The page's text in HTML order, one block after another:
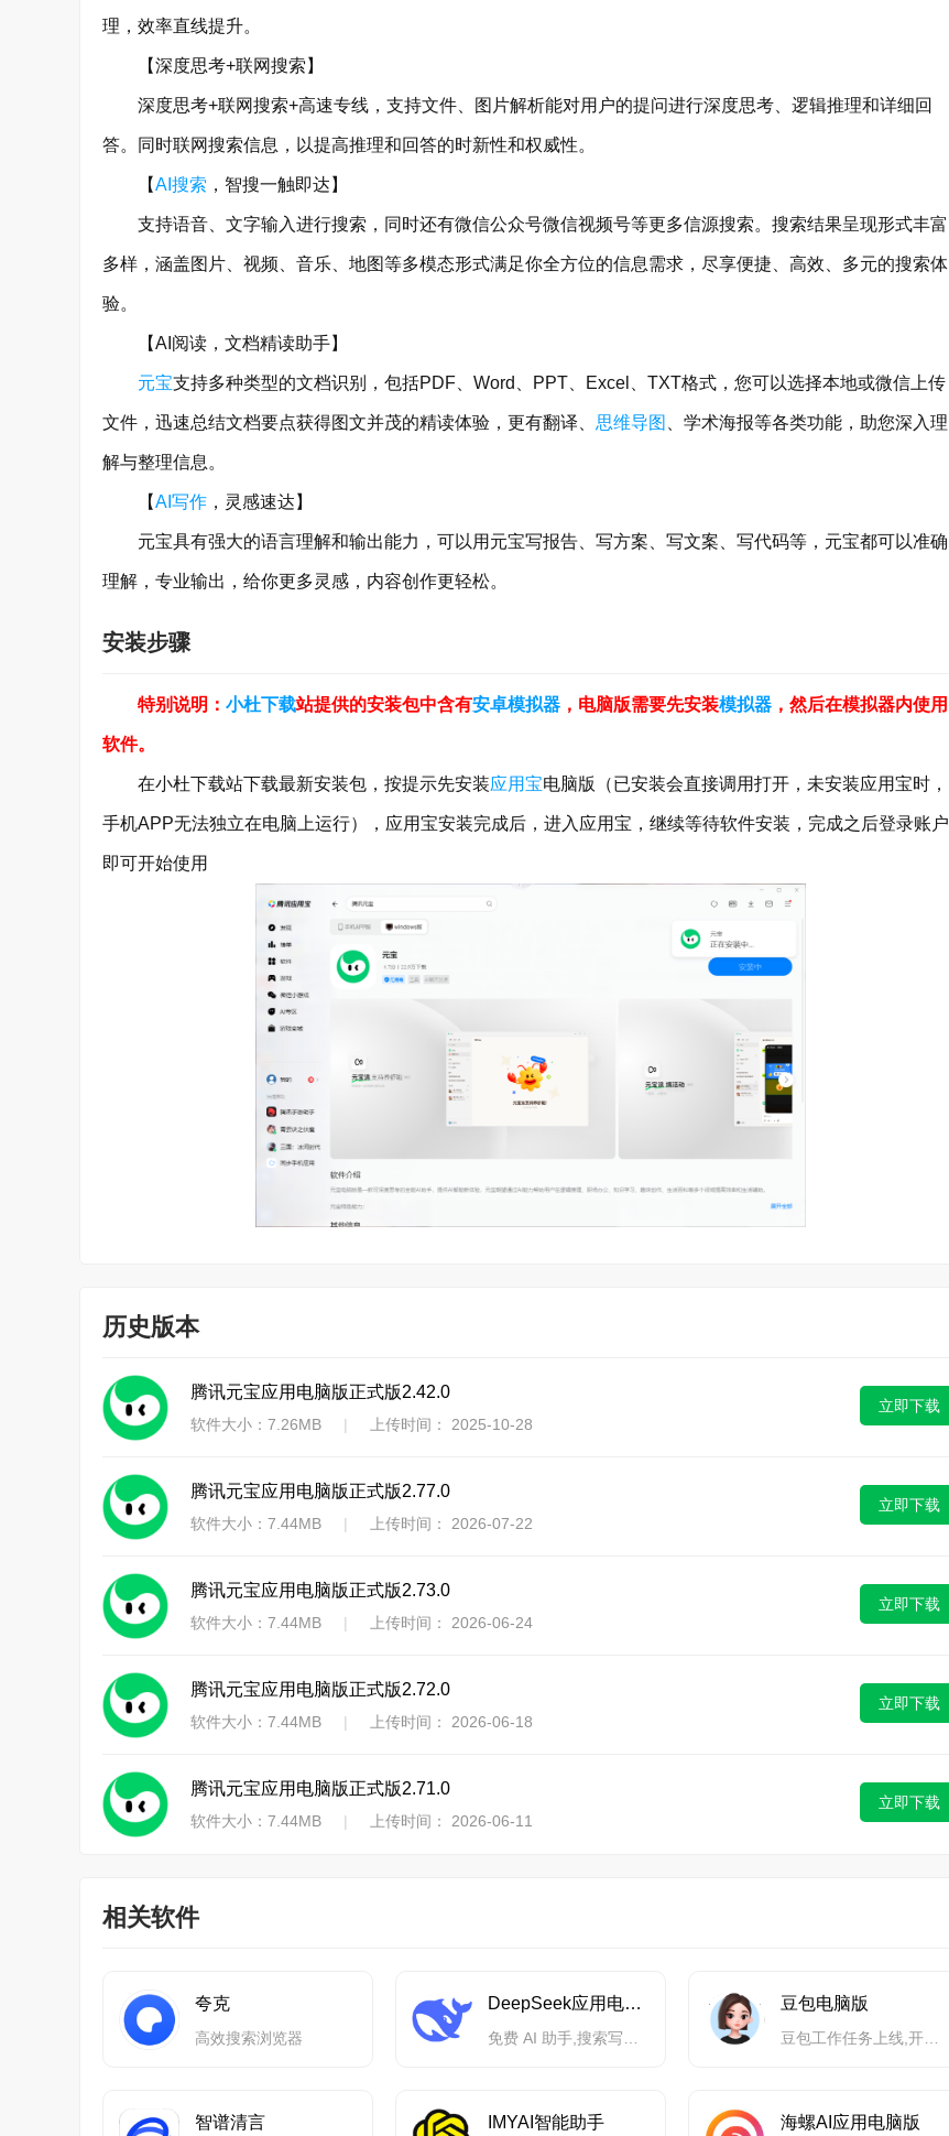
理，效率直线提升。
【深度思考+联网搜索】
深度思考+联网搜索+高速专线，支持文件、图片解析能对用户的提问进行深度思考、逻辑推理和详细回
答。同时联网搜索信息，以提高推理和回答的时新性和权威性。
【AI搜索 ，智搜一触即达】
支持语音、文字输入进行搜索，同时还有微信公众号微信视频号等更多信源搜索。搜索结果呈现形式丰富
多样，涵盖图片、视频、音乐、地图等多模态形式满足你全方位的信息需求，尽享便捷、高效、多元的搜索体
验。
【AI阅读，文档精读助手】
元宝支持多种类型的文档识别，包括PDF、Word、PPT、Excel、TXT格式，您可以选择本地或微信上传
文件，迅速总结文档要点获得图文并茂的精读体验，更有翻译、 思维导图 、学术海报等各类功能，助您深入理
解与整理信息。
【AI写作 ，灵感速达】
元宝具有强大的语言理解和输出能力，可以用元宝写报告、写方案、写文案、写代码等，元宝都可以准确
理解，专业输出，给你更多灵感，内容创作更轻松。
安装步骤
特别说明： 小杜下载站提供的安装包中含有安卓模拟器 ，电脑版需要先安装模拟器 ，然后在模拟器内使用
软件。
在小杜下载站下载最新安装包，按提示先安装应用宝电脑版（已安装会直接调用打开，未安装应用宝时，
手机APP无法独立在电脑上运行），应用宝安装完成后，进入应用宝，继续等待软件安装，完成之后登录账户
即可开始使用
历史版本
腾讯元宝应用电脑版正式版2.42.0
软件大小：7.26MB | 上传时间： 2025-10-28
立即下载
腾讯元宝应用电脑版正式版2.77.0
软件大小：7.44MB | 上传时间： 2026-07-22
立即下载
腾讯元宝应用电脑版正式版2.73.0
软件大小：7.44MB | 上传时间： 2026-06-24
立即下载
腾讯元宝应用电脑版正式版2.72.0
软件大小：7.44MB | 上传时间： 2026-06-18
立即下载
腾讯元宝应用电脑版正式版2.71.0
软件大小：7.44MB | 上传时间： 2026-06-11
立即下载
相关软件
夸克
高效搜索浏览器
DeepSeek应用电脑版 豆包电脑版
智谱清言 IMYAI智能助手 海螺AI应用电脑版